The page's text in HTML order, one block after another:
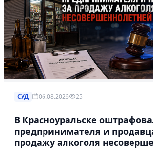
СУД 06.08.2026 25
В Красноуральске
предпринимателя и
продажу алкоголя